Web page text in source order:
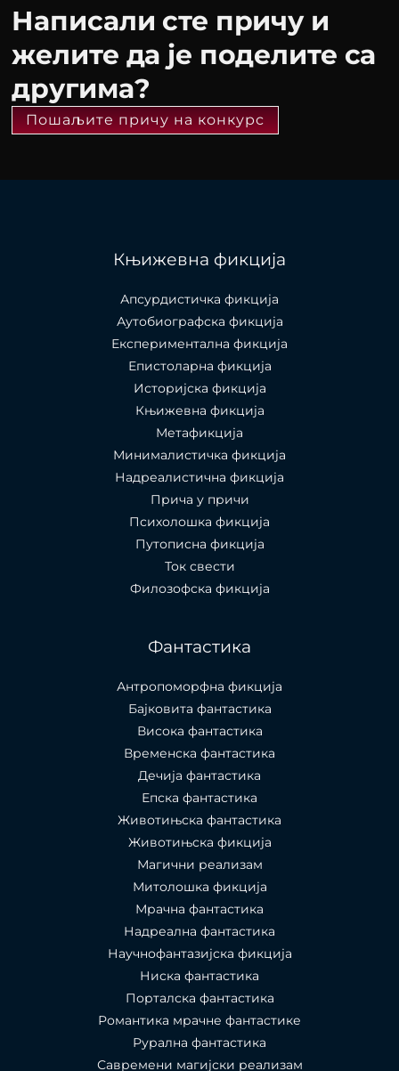
Написали сте причу и
желите да је поделите са
другима?
Пошаљите причу на конкурс
Књижевна фикција
Апсурдистичка фикција
Аутобиографска фикција
Експериментална фикција
Епистоларна фикција
Историјска фикција
Књижевна фикција
Метафикција
Минималистичка фикција
Надреалистична фикција
Прича у причи
Психолошкa фикција
Путописна фикција
Ток свести
Филозофска фикција
Фантастика
Антропоморфна фикција
Бајковита фантастика
Висока фантастика
Временска фантастика
Дечија фантастика
Епска фантастика
Животињска фантастика
Животињска фикција
Магични реализам
Митолошка фикција
Мрачна фантастика
Надреална фантастика
Научнофантазијска фикција
Ниска фантастика
Порталска фантастика​
Романтика мрачне фантастике
Рурална фантастика
Савремени магијски реализам